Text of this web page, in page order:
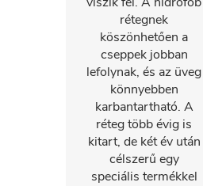
rétegnek
köszönhetően a
cseppek jobban
lefolynak, és az üveg
könnyebben
karbantartható. A
réteg több évig is
kitart, de két év után
célszerű egy
speciális termékkel